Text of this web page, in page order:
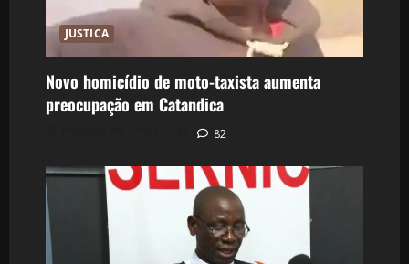
JUSTICA
Novo homicídio de moto-taxista aumenta
preocupação em Catandica
82